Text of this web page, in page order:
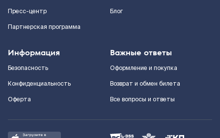
Пресс-центр
Партнерская программа
Блог
Информация
Безопасность
Конфиденциальность
Оферта
Важные ответы
Оформление и покупка
Возврат и обмен билета
Все вопросы и ответы